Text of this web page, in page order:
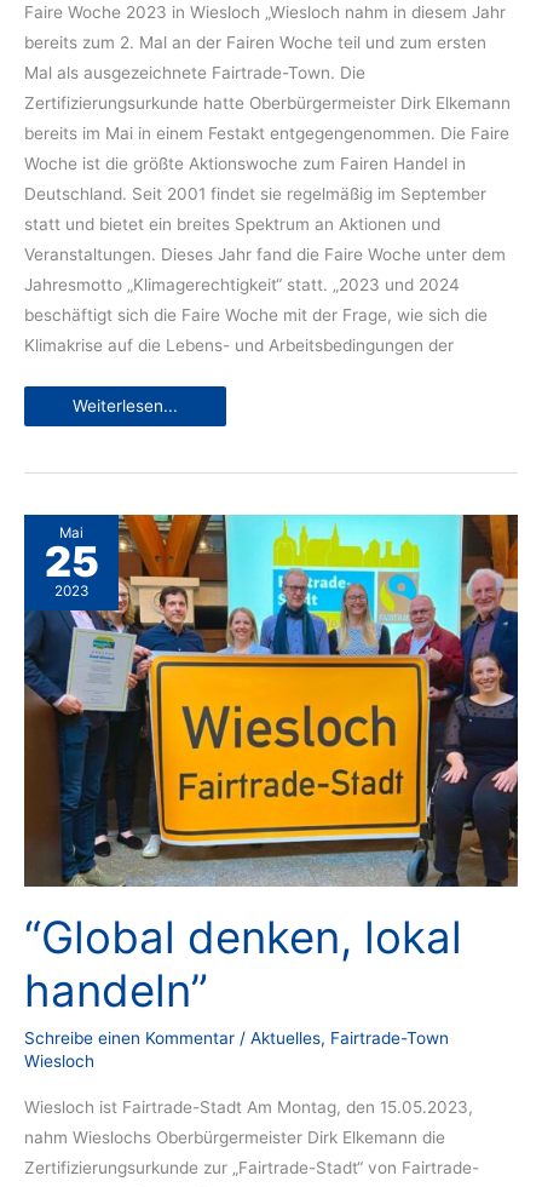
Faire Woche 2023 in Wiesloch „Wiesloch nahm in diesem Jahr
bereits zum 2. Mal an der Fairen Woche teil und zum ersten
Mal als ausgezeichnete Fairtrade-Town. Die
Zertifizierungsurkunde hatte Oberbürgermeister Dirk Elkemann
bereits im Mai in einem Festakt entgegengenommen. Die Faire
Woche ist die größte Aktionswoche zum Fairen Handel in
Deutschland. Seit 2001 findet sie regelmäßig im September
statt und bietet ein breites Spektrum an Aktionen und
Veranstaltungen. Dieses Jahr fand die Faire Woche unter dem
Jahresmotto „Klimagerechtigkeit“ statt. „2023 und 2024
beschäftigt sich die Faire Woche mit der Frage, wie sich die
Klimakrise auf die Lebens- und Arbeitsbedingungen der
„Klimagerechtigkeit:
Weiterlesen...
Mai
25
2023
“Global denken, lokal
handeln”
Schreibe einen Kommentar / Aktuelles, Fairtrade-Town
Wiesloch
Wiesloch ist Fairtrade-Stadt Am Montag, den 15.05.2023,
nahm Wieslochs Oberbürgermeister Dirk Elkemann die
Zertifizierungsurkunde zur „Fairtrade-Stadt“ von Fairtrade-